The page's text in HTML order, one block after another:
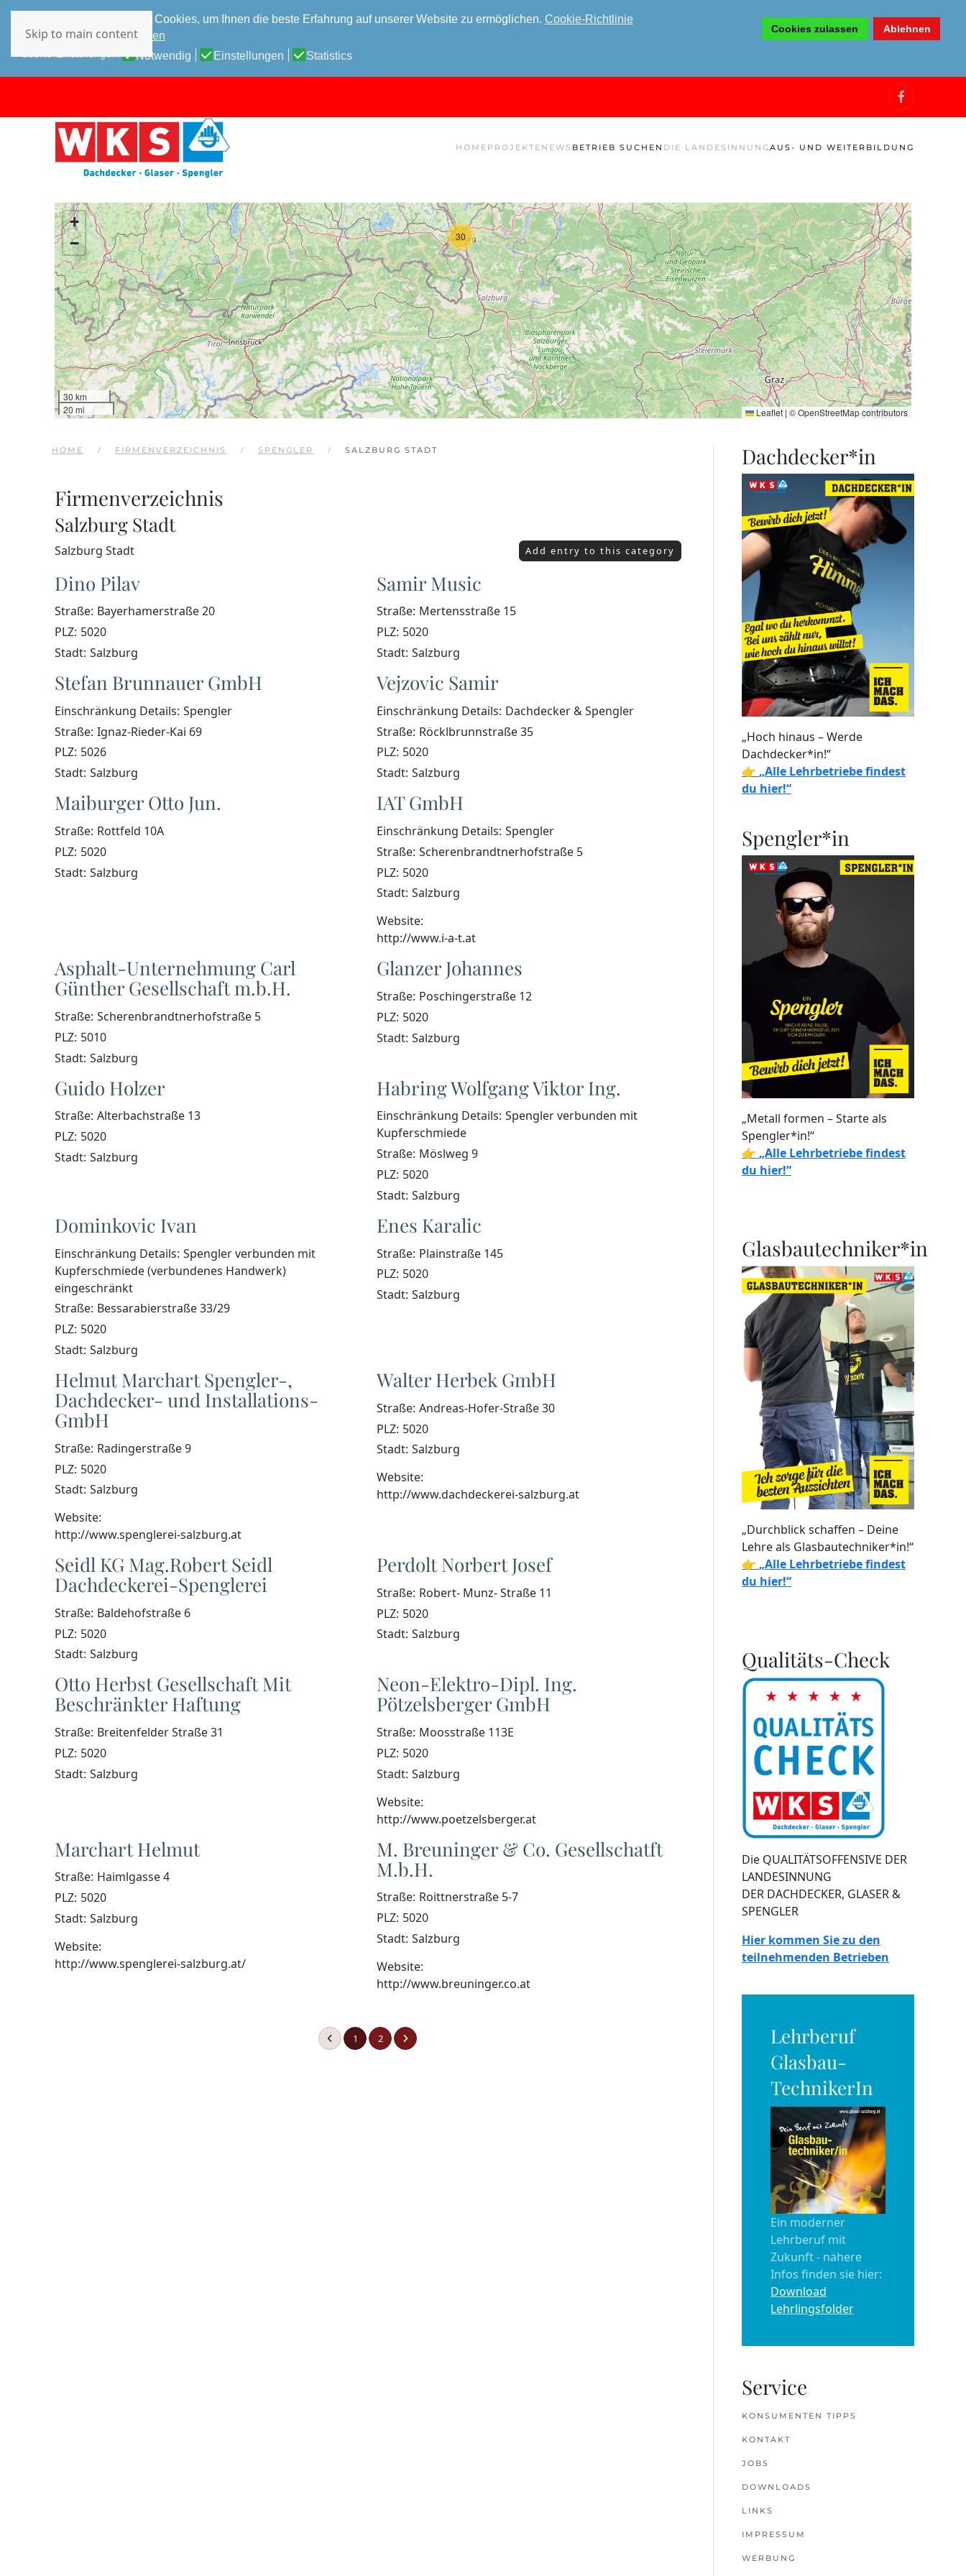
Diese Website verwendet Cookies, um Ihnen die beste Erfahrung auf unserer Website zu ermöglichen. Cookie-Richtlinie
Datenschutz-Bestimmungen
Cookies zulassen Ablehnen
Notwendig Einstellungen Statistics
Skip to main content
HOME PROJEKTE NEWS BETRIEB SUCHEN DIE LANDESINNUNGAUS- UND WEITERBILDUNG
30
+
−
30 km
20 mi
Leaflet | ©OpenStreetMapcontributors
HOME FIRMENVERZEICHNIS SPENGLER SALZBURG STADT
Firmenverzeichnis
Salzburg Stadt
Add entry to this category
Salzburg Stadt
Dino Pilav
Straße: Bayerhamerstraße 20
PLZ: 5020
Stadt: Salzburg
Samir Music
Straße: Mertensstraße 15
PLZ: 5020
Stadt: Salzburg
Stefan Brunnauer GmbH
Einschränkung Details: Spengler
Straße: Ignaz-Rieder-Kai 69
PLZ: 5026
Stadt: Salzburg
Vejzovic Samir
Einschränkung Details: Dachdecker & Spengler
Straße: Röcklbrunnstraße 35
PLZ: 5020
Stadt: Salzburg
Maiburger Otto Jun.
Straße: Rottfeld 10A
PLZ: 5020
Stadt: Salzburg
IAT GmbH
Einschränkung Details: Spengler
Straße: Scherenbrandtnerhofstraße 5
PLZ: 5020
Stadt: Salzburg
Website:
http://www.i-a-t.at
Asphalt-Unternehmung Carl
Günther Gesellschaft m.b.H.
Straße: Scherenbrandtnerhofstraße 5
PLZ: 5010
Stadt: Salzburg
Glanzer Johannes
Straße: Poschingerstraße 12
PLZ: 5020
Stadt: Salzburg
Guido Holzer
Straße: Alterbachstraße 13
PLZ: 5020
Stadt: Salzburg
Habring Wolfgang Viktor Ing.
Einschränkung Details: Spengler verbunden mit
Kupferschmiede
Straße: Möslweg 9
PLZ: 5020
Stadt: Salzburg
Dominkovic Ivan
Einschränkung Details: Spengler verbunden mit
Kupferschmiede (verbundenes Handwerk)
eingeschränkt
Straße: Bessarabierstraße 33/29
PLZ: 5020
Stadt: Salzburg
Enes Karalic
Straße: Plainstraße 145
PLZ: 5020
Stadt: Salzburg
Helmut Marchart Spengler-,
Dachdecker- und Installations-
GmbH
Straße: Radingerstraße 9
PLZ: 5020
Stadt: Salzburg
Website:
http://www.spenglerei-salzburg.at
Walter Herbek GmbH
Straße: Andreas-Hofer-Straße 30
PLZ: 5020
Stadt: Salzburg
Website:
http://www.dachdeckerei-salzburg.at
Seidl KG Mag.Robert Seidl
Dachdeckerei-Spenglerei
Straße: Baldehofstraße 6
PLZ: 5020
Stadt: Salzburg
Perdolt Norbert Josef
Straße: Robert- Munz- Straße 11
PLZ: 5020
Stadt: Salzburg
Otto Herbst Gesellschaft Mit
Beschränkter Haftung
Straße: Breitenfelder Straße 31
PLZ: 5020
Stadt: Salzburg
Neon-Elektro-Dipl. Ing.
Pötzelsberger GmbH
Straße: Moosstraße 113E
PLZ: 5020
Stadt: Salzburg
Website:
http://www.poetzelsberger.at
Marchart Helmut
Straße: Haimlgasse 4
PLZ: 5020
Stadt: Salzburg
Website:
http://www.spenglerei-salzburg.at/
M. Breuninger & Co. Gesellschatft
M.b.H.
Straße: Roittnerstraße 5-7
PLZ: 5020
Stadt: Salzburg
Website:
http://www.breuninger.co.at
1 2
Dachdecker*in
„Hoch hinaus – Werde
Dachdecker*in!“
👉 „Alle Lehrbetriebe findest
du hier!“
Spengler*in
„Metall formen – Starte als
Spengler*in!“
👉 „Alle Lehrbetriebe findest
du hier!“
Glasbautechniker*in
„Durchblick schaffen – Deine
Lehre als Glasbautechniker*in!“
👉 „Alle Lehrbetriebe findest
du hier!“
Qualitäts-Check
Die QUALITÄTSOFFENSIVE DER
LANDESINNUNG
DER DACHDECKER, GLASER &
SPENGLER
Hier kommen Sie zu den
teilnehmenden Betrieben
Lehrberuf
Glasbau-
TechnikerIn
Ein moderner
Lehrberuf mit
Zukunft - nähere
Infos finden sie hier:
Download
Lehrlingsfolder
Service
KONSUMENTEN TIPPS
KONTAKT
JOBS
DOWNLOADS
LINKS
IMPRESSUM
WERBUNG